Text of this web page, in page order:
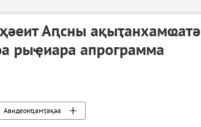
Аԥсны ақыҭанхамҩатә
рыҿиара апрограмма
Авидеонҵамҭақәа